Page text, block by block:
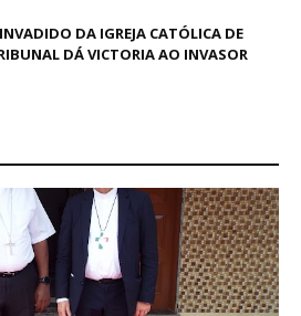
DA IGREJA CATÓLICA DE
DÁ VICTORIA AO INVASOR